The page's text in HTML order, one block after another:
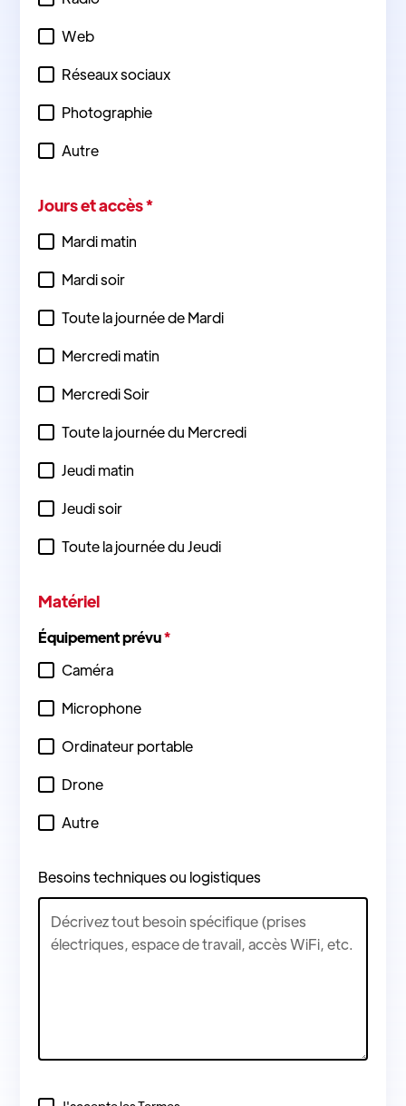
Web
Réseaux sociaux
Photographie
Autre
Jours et accès *
Mardi matin
Mardi soir
Toute la journée de Mardi
Mercredi matin
Mercredi Soir
Toute la journée du Mercredi
Jeudi matin
Jeudi soir
Toute la journée du Jeudi
Matériel
Équipement prévu*
Caméra
Microphone
Ordinateur portable
Drone
Autre
Besoins techniques ou logistiques